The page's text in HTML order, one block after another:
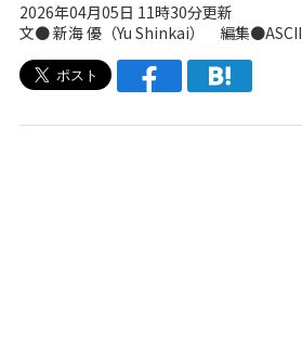
2026年04月05日 11時30分更新
文●新海 優（Yu Shinkai） 編集●ASCII